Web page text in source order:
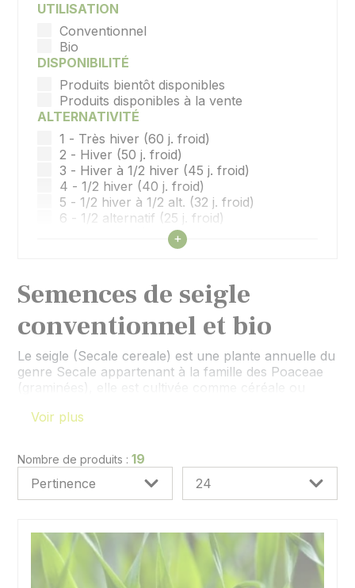
UTILISATION
Conventionnel
Bio
DISPONIBILITÉ
Produits bientôt disponibles
Produits disponibles à la vente
ALTERNATIVITÉ
1 - Très hiver (60 j. froid)
2 - Hiver (50 j. froid)
3 - Hiver à 1/2 hiver (45 j. froid)
4 - 1/2 hiver (40 j. froid)
5 - 1/2 hiver à 1/2 alt. (32 j. froid)
6 - 1/2 alternatif (25 j. froid)
7 - Alternatif (15 j. froid)
8 - Alt. À printemps (10 j. froid)
Afficher tous les filtres
+
Semences de seigle
conventionnel et bio
Le seigle (Secale cereale) est une plante annuelle du
genre Secale appartenant à la famille des Poaceae
(graminées), elle est cultivée comme céréale ou
aux terres pauvres et froides. Sa culture reste
plus limitée de par ailleurs.
Voir plus
Nombre de produits : 19